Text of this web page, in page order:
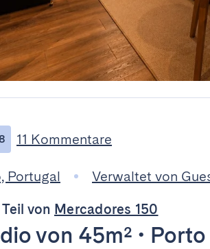
11 Kommentare
Portugal
Verwaltet von
von Mercadores 150
von 45m² • Porto